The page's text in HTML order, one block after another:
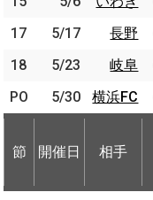
17
5/17 長野
18
5/23 岐阜
PO
5/30 横浜FC
節 開催日 相手
17
5/17
長野
18
5/23
岐阜
PO
5/30 横浜FC
節 開催日 相手